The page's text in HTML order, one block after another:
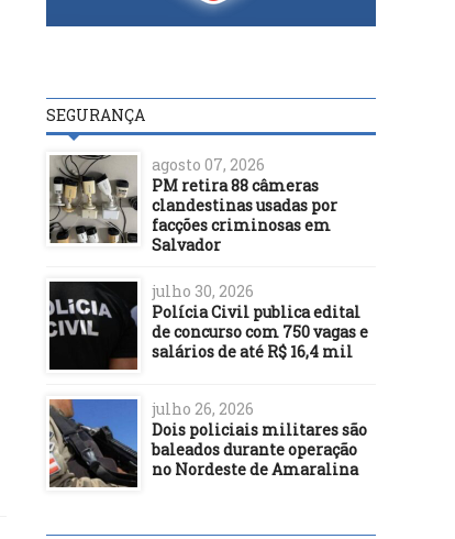
SEGURANÇA
agosto 07, 2026
PM retira 88 câmeras
clandestinas usadas por
facções criminosas em
Salvador
julho 30, 2026
Polícia Civil publica edital
de concurso com 750 vagas e
salários de até R$ 16,4 mil
julho 26, 2026
Dois policiais militares são
baleados durante operação
no Nordeste de Amaralina